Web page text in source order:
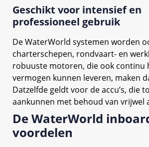
Geschikt voor intensief en
professioneel gebruik
De WaterWorld systemen worden
charterschepen, rondvaart- en
robuuste motoren, die ook continu
vermogen kunnen leveren, maken
Datzelfde geldt voor de accu’s, die
aankunnen met behoud van vrijwel
De WaterWorld
voordelen